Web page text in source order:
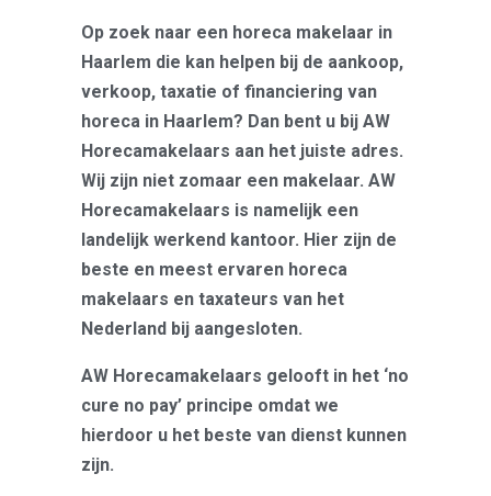
Op zoek naar een horeca makelaar in
Haarlem die kan helpen bij de aankoop,
verkoop, taxatie of financiering van
horeca in Haarlem? Dan bent u bij AW
Horecamakelaars aan het juiste adres.
Wij zijn niet zomaar een makelaar. AW
Horecamakelaars is namelijk een
landelijk werkend kantoor. Hier zijn de
beste en meest ervaren horeca
makelaars en taxateurs van het
Nederland bij aangesloten.
AW Horecamakelaars gelooft in het ‘no
cure no pay’ principe omdat we
hierdoor u het beste van dienst kunnen
zijn.